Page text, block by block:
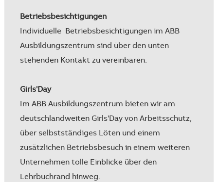
Betriebsbesichtigungen
Individuelle Betriebsbesichtigungen im ABB
Ausbildungszentrum sind über den unten
stehenden Kontakt zu vereinbaren.
Girls'Day
Im ABB Ausbildungszentrum bieten wir am
deutschlandweiten Girls'Day von Arbeitsschutz,
über selbstständiges Löten und einem
zusätzlichen Betriebsbesuch in einem weiteren
Unternehmen tolle Einblicke über den
Lehrbuchrand hinweg.